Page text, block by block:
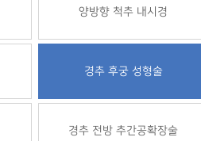
양방향 척추 내시경
경추 후궁 성형술
경추 전방 추간공확장술